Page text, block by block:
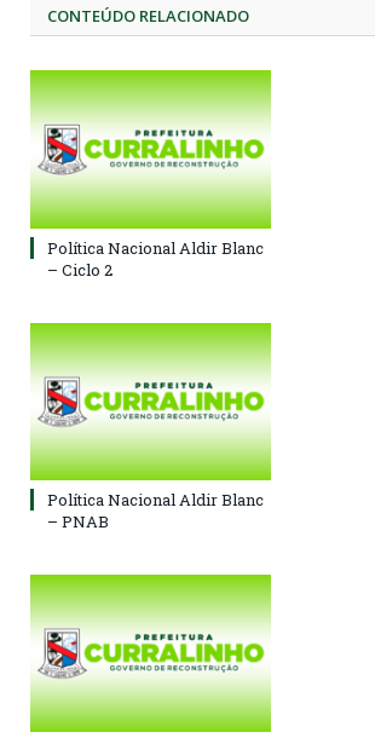
CONTEÚDO RELACIONADO
Política Nacional Aldir Blanc
– Ciclo 2
Política Nacional Aldir Blanc
– PNAB